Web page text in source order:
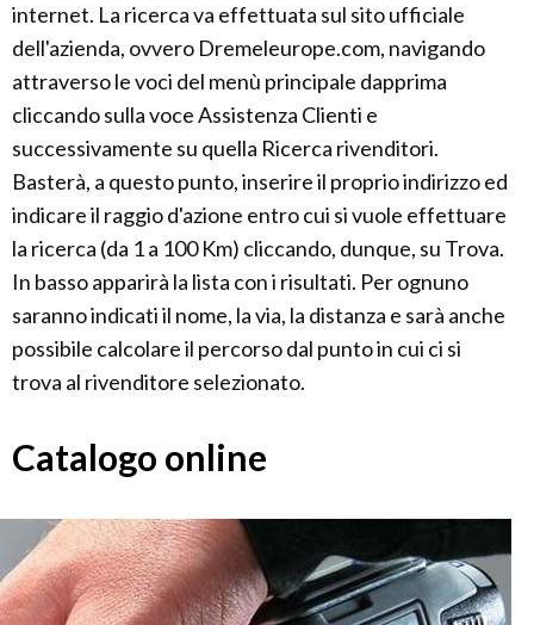
internet. La ricerca va effettuata sul sito ufficiale
dell'azienda, ovvero Dremeleurope.com, navigando
attraverso le voci del menù principale dapprima
cliccando sulla voce Assistenza Clienti e
successivamente su quella Ricerca rivenditori.
Basterà, a questo punto, inserire il proprio indirizzo ed
indicare il raggio d'azione entro cui si vuole effettuare
la ricerca (da 1 a 100 Km) cliccando, dunque, su Trova.
In basso apparirà la lista con i risultati. Per ognuno
saranno indicati il nome, la via, la distanza e sarà anche
possibile calcolare il percorso dal punto in cui ci si
trova al rivenditore selezionato.
Catalogo online